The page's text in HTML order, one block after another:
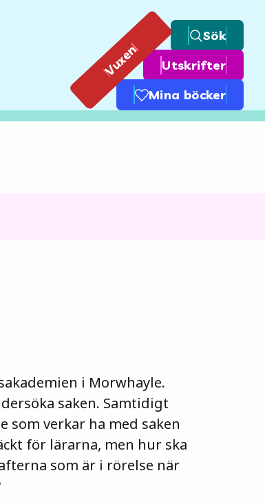
Vuxen
Sök
Utskrifter
Mina böcker
i Morwhayle.
saken. Samtidigt
som verkar ha med saken
för lärarna, men hur ska
som är i rörelse när